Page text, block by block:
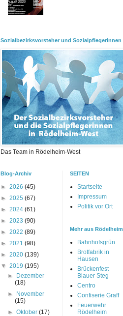
Sozialbezirksvorsteher und Sozialpflegerinnen
Das Team in Rödelheim-West
Blog-Archiv
► 2026 (45)
► 2025 (67)
► 2024 (61)
► 2023 (90)
► 2022 (89)
► 2021 (98)
► 2020 (139)
▼ 2019 (195)
►
Dezember
(18)
►
November
(15)
►Oktober(17)
SEITEN
Startseite
Impressum
Politik vor Ort
Mehr aus Rödelheim
Bahnhofsgrün
Brotfabrik in
Hausen
Brückenfest
Blauer Steg
Centro
Confiserie Graff
Feuerwehr
Rödelheim